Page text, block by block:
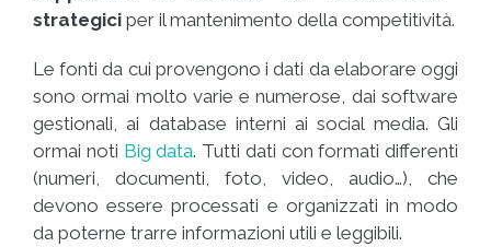
strategici per il mantenimento della competitività.
Le fonti da cui provengono i dati da elaborare oggi
sono ormai molto varie e numerose, dai software
gestionali, ai database interni ai social media. Gli
ormai noti Big data. Tutti dati con formati differenti
(numeri, documenti, foto, video, audio…), che
devono essere processati e organizzati in modo
da poterne trarre informazioni utili e leggibili.